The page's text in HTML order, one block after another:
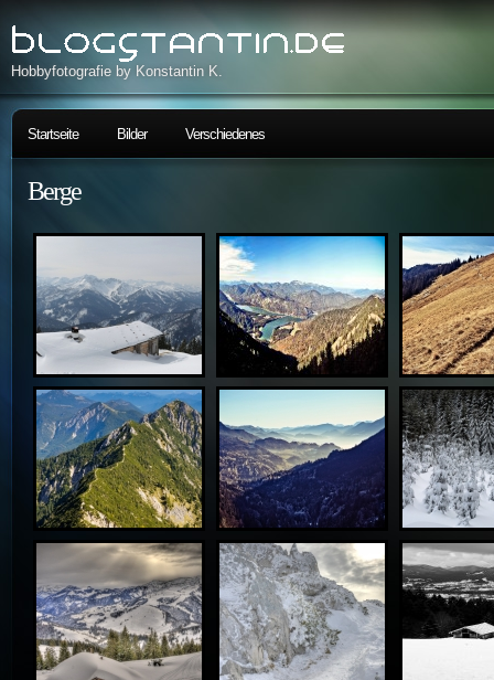
Hobbyfotografie by Konstantin K.
Startseite Bilder Verschiedenes
Berge